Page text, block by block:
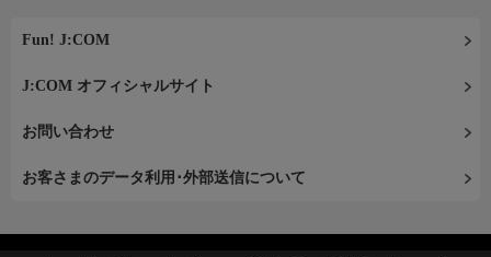
Fun! J:COM
J:COM オフィシャルサイト
お問い合わせ
お客さまのデータ利用･外部送信について